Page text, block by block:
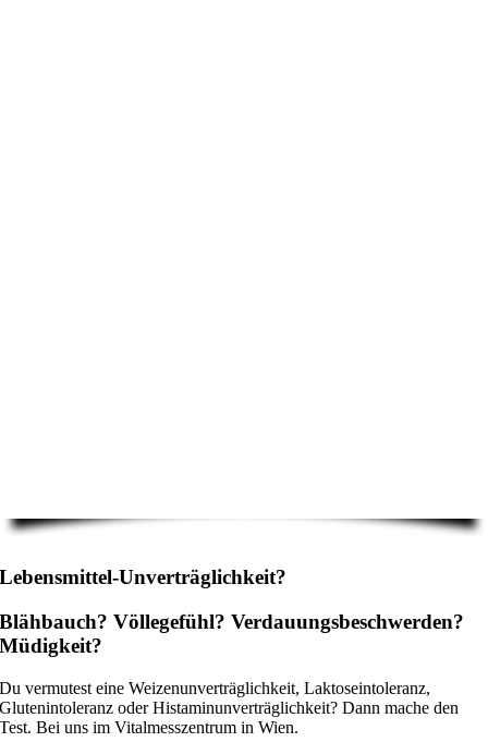
Lebensmittel-Unverträglichkeit?
Blähbauch? Völlegefühl? Verdauungsbeschwerden?
Müdigkeit?
Du vermutest eine Weizenunverträglichkeit, Laktoseintoleranz,
Glutenintoleranz oder Histaminunverträglichkeit? Dann mache den
Test. Bei uns im Vitalmesszentrum in Wien.